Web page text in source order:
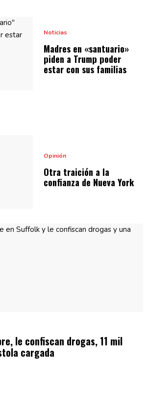
Noticias
Madres en «santuario»
piden a Trump poder
estar con sus familias
Opinión
Otra traición a la
confianza de Nueva York
le confiscan drogas, 11 mil
cargada